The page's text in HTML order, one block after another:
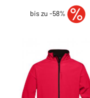
bis zu -58%